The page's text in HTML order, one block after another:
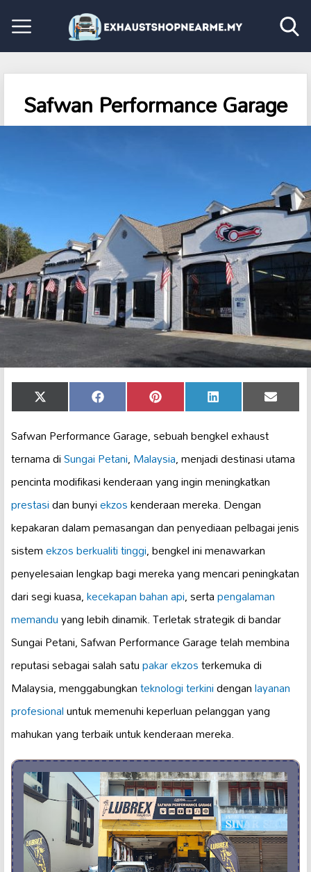
Safwan Performance Garage
Share
on
X
(Twitter)
Share
on
Facebook Share
on
Pinterest Share
on
LinkedIn Share
on
Email
Safwan Performance Garage, sebuah bengkel exhaust
ternama diSungai Petani,Malaysia, menjadi destinasi utama
pencinta modifikasi kenderaan yang ingin meningkatkan
prestasidan bunyiekzoskenderaan mereka. Dengan
kepakaran dalam pemasangan dan penyediaan pelbagai jenis
sistemekzos berkualiti tinggi, bengkel ini menawarkan
penyelesaian lengkap bagi mereka yang mencari peningkatan
dari segi kuasa,kecekapan bahan api, sertapengalaman
memanduyang lebih dinamik. Terletak strategik di bandar
Sungai Petani, Safwan Performance Garage telah membina
reputasi sebagai salah satupakar ekzosterkemuka di
Malaysia, menggabungkanteknologi terkinidenganlayanan
profesionaluntuk memenuhi keperluan pelanggan yang
mahukan yang terbaik untuk kenderaan mereka.